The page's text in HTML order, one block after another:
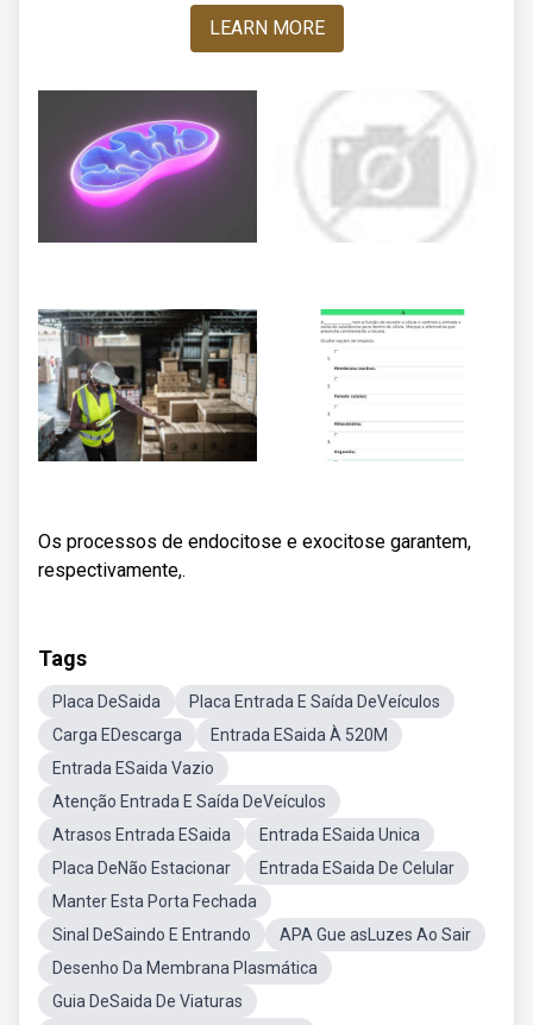
LEARN MORE
Os processos de endocitose e exocitose garantem,
respectivamente,.
Tags
Placa DeSaida
Placa Entrada E Saída DeVeículos
Carga EDescarga
Entrada ESaida À 520M
Entrada ESaida Vazio
Atenção Entrada E Saída DeVeículos
Atrasos Entrada ESaida
Entrada ESaida Unica
Placa DeNão Estacionar
Entrada ESaida De Celular
Manter Esta Porta Fechada
Sinal DeSaindo E Entrando
APA Gue asLuzes Ao Sair
Desenho Da Membrana Plasmática
Guia DeSaida De Viaturas